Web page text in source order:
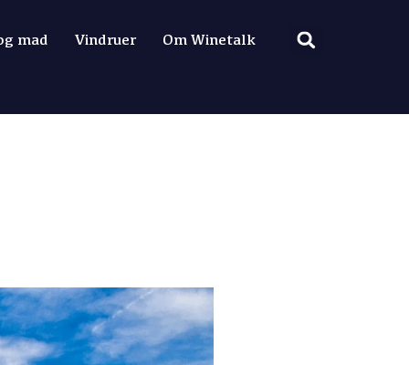
mad Vindruer Om Winetalk